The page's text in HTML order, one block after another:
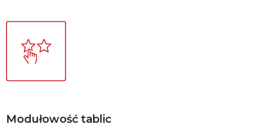
Modułowość tablic